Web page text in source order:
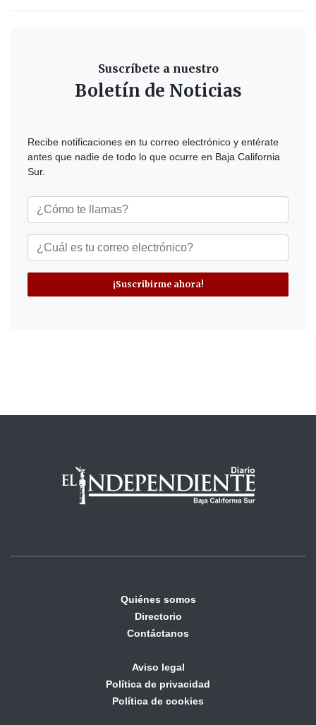
Suscríbete a nuestro
Boletín de Noticias
Recibe notificaciones en tu correo electrónico y entérate
antes que nadie de todo lo que ocurre en Baja California
Sur.
¡Suscribirme ahora!
Quiénes somos
Directorio
Contáctanos
Aviso legal
Política de privacidad
Política de cookies